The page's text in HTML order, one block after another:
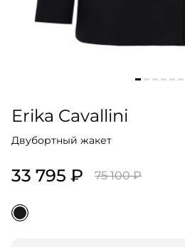
Erika Cavallini
Двубортный жакет
33 795 ₽ 75 100 ₽